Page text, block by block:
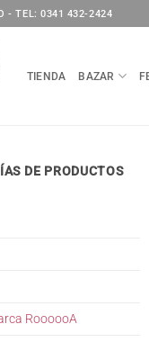
- TEL: 0341 432-2424
TIENDA BAZAR
DE PRODUCTOS
RoooooA